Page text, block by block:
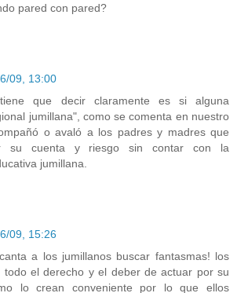
pared con pared?
09, 13:00
que decir claramente es si alguna
jumillana", como se comenta en nuestro
o avaló a los padres y madres que
su cuenta y riesgo sin contar con la
jumillana.
09, 15:26
a los jumillanos buscar fantasmas! los
todo el derecho y el deber de actuar por su
lo crean conveniente por lo que ellos